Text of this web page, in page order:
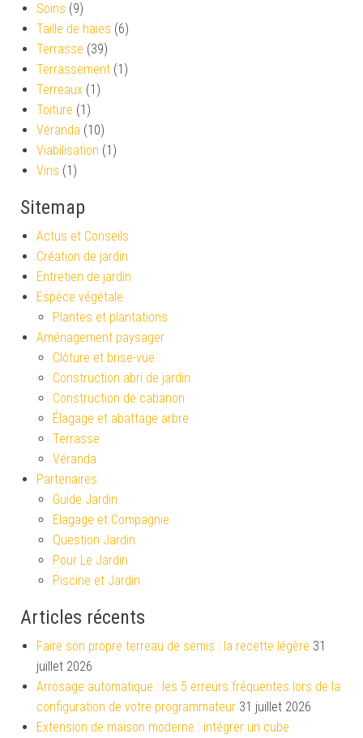
Soins (9)
Taille de haies (6)
Terrasse (39)
Terrassement (1)
Terreaux (1)
Toiture (1)
Véranda (10)
Viabilisation (1)
Vins (1)
Sitemap
Actus et Conseils
Création de jardin
Entretien de jardin
Espèce végétale
Plantes et plantations
Aménagement paysager
Clôture et brise-vue
Construction abri de jardin
Construction de cabanon
Élagage et abattage arbre
Terrasse
Véranda
Partenaires
Guide Jardin
Elagage et Compagnie
Question Jardin
Pour Le Jardin
Piscine et Jardin
Articles récents
Faire son propre terreau de semis : la recette légère 31
juillet 2026
Arrosage automatique : les 5 erreurs fréquentes lors de la
configuration de votre programmateur 31 juillet 2026
Extension de maison moderne : intégrer un cube